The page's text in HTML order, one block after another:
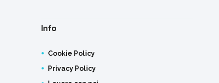
Info
Cookie Policy
Privacy Policy